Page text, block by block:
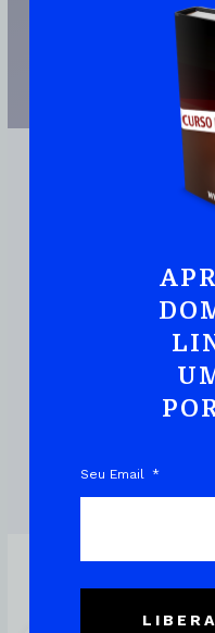
JUNTE-SE A MAIS DE
Seu Email